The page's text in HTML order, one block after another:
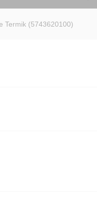
Termik (5743620100)